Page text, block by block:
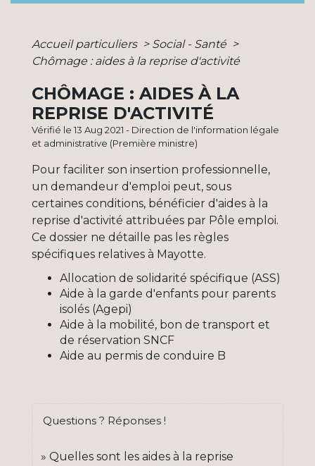
Accueil particuliers > Social - Santé >
Chômage : aides à la reprise d'activité
CHÔMAGE : AIDES À LA
REPRISE D'ACTIVITÉ
Vérifié le 13 Aug 2021 - Direction de l'information légale
et administrative (Première ministre)
Pour faciliter son insertion professionnelle,
un demandeur d'emploi peut, sous
certaines conditions, bénéficier d'aides à la
reprise d'activité attribuées par Pôle emploi.
Ce dossier ne détaille pas les règles
spécifiques relatives à Mayotte.
Allocation de solidarité spécifique (ASS)
Aide à la garde d'enfants pour parents
isolés (Agepi)
Aide à la mobilité, bon de transport et
de réservation SNCF
Aide au permis de conduire B
Questions ? Réponses !
Quelles sont les aides à la reprise